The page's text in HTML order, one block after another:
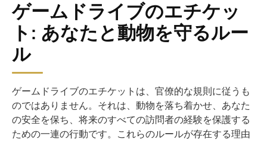
ゲームドライブのエチケッ
ト: あなたと動物を守るルー
ル
ゲームドライブのエチケットは、官僚的な規則に従うも
のではありません。それは、動物を落ち着かせ、あなた
の安全を保ち、将来のすべての訪問者の経験を保護する
ための一連の行動です。これらのルールが存在する理由